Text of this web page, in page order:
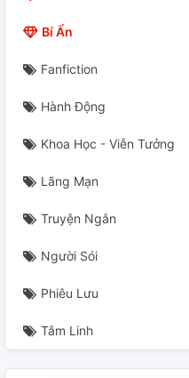
Bí Ẩn
Fanfiction
Hành Động
Khoa Học - Viễn Tưởng
Lãng Mạn
Truyện Ngắn
Người Sói
Phiêu Lưu
Tâm Linh